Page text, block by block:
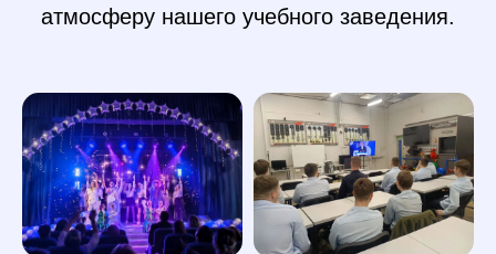
атмосферу нашего учебного заведения.